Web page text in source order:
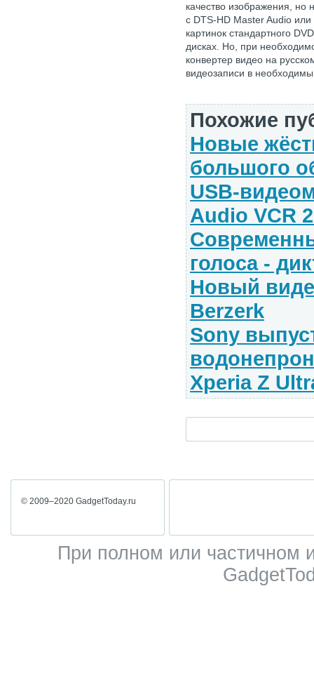
качество изображения, но
с DTS-HD Master Audio
картинок стандартного
дисках. Но, при
конвертер видео на
видеозаписи в
Похожие
Новые
большого
USB-
Audio VCR
голоса -
Новый
Berzerk
Sony
Xperia Z
© 2009–2020 GadgetToday.ru
При полном или частичном